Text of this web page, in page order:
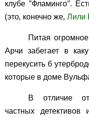
клубе "Фламинго".
(это, конечно же, Лили
Питая
Арчи забегает в
перекусить б
которые в доме
В отличие от
частных